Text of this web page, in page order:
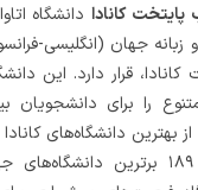
کانادا
جهان (انگلیسی-فرانسوی)
قرار دارد. این دانشگاه
دانشجویان
۲۰۲۵ در رتبه ۱۸۹ برترین دانشگاه‌های